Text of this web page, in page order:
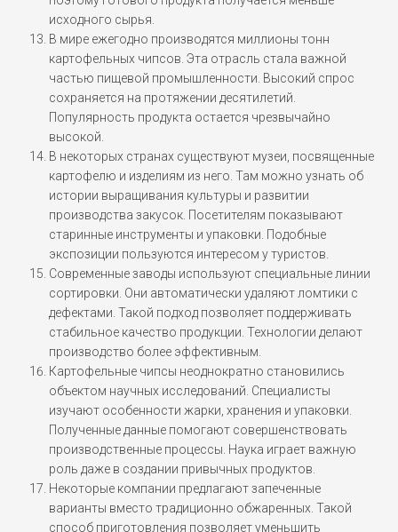
исходного сырья.
В мире ежегодно производятся миллионы тонн
картофельных чипсов. Эта отрасль стала важной
частью пищевой промышленности. Высокий спрос
сохраняется на протяжении десятилетий.
Популярность продукта остается чрезвычайно
высокой.
В некоторых странах существуют музеи, посвященные
картофелю и изделиям из него. Там можно узнать об
истории выращивания культуры и развитии
производства закусок. Посетителям показывают
старинные инструменты и упаковки. Подобные
экспозиции пользуются интересом у туристов.
Современные заводы используют специальные линии
сортировки. Они автоматически удаляют ломтики с
дефектами. Такой подход позволяет поддерживать
стабильное качество продукции. Технологии делают
производство более эффективным.
Картофельные чипсы неоднократно становились
объектом научных исследований. Специалисты
изучают особенности жарки, хранения и упаковки.
Полученные данные помогают совершенствовать
производственные процессы. Наука играет важную
роль даже в создании привычных продуктов.
Некоторые компании предлагают запеченные
варианты вместо традиционно обжаренных. Такой
способ приготовления позволяет уменьшить